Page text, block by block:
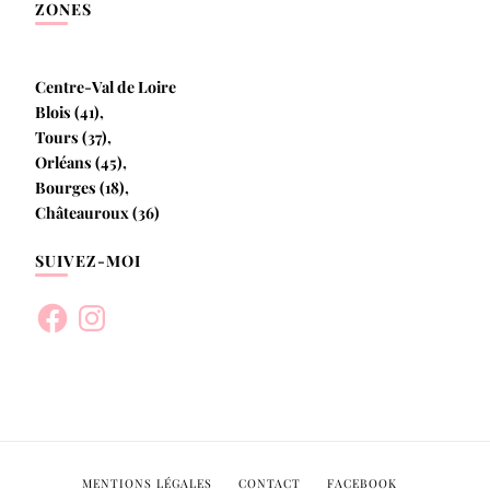
ZONES
Centre-Val de Loire
Blois (41),
Tours (37),
Orléans (45),
Bourges (18),
Châteauroux (36)
SUIVEZ-MOI
FacebookInstagram
MENTIONS LÉGALES CONTACT FACEBOOK